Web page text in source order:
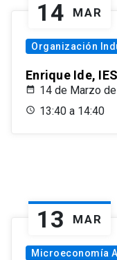
14 MAR
Organización
Enrique Ide,
14 de Marzo
13:40 a 14:40
13 MAR
Microeconomía